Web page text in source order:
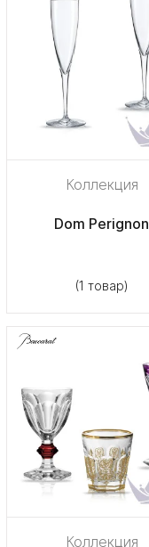
Коллекция
Dom Perignon
(1 товар)
Коллекция